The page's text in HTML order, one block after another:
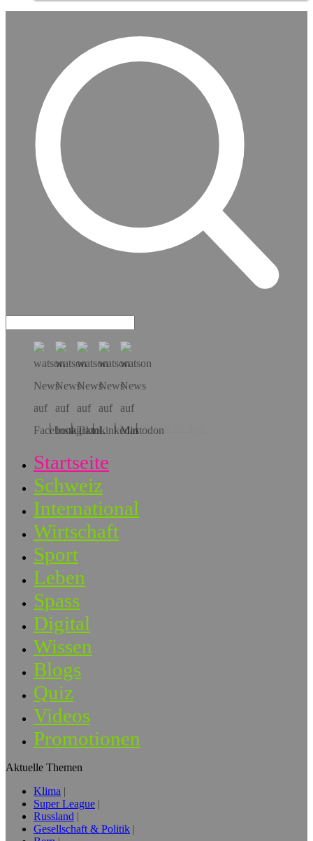
Hol dir die App!
Startseite
Schweiz
International
Wirtschaft
Sport
Leben
Spass
Digital
Wissen
Blogs
Quiz
Videos
Promotionen
Aktuelle Themen
Klima
Super League
Russland
Gesellschaft & Politik